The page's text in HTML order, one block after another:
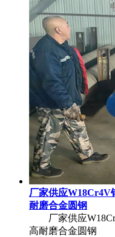
厂家供应W18Cr4V
耐磨合金圆钢
厂家供应
高耐磨合金圆钢